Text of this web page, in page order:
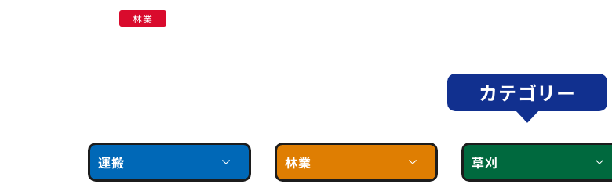
林業
カテゴリー
運搬 林業 草刈